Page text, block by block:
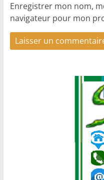
Enregistrer mon nom,
navigateur pour mon